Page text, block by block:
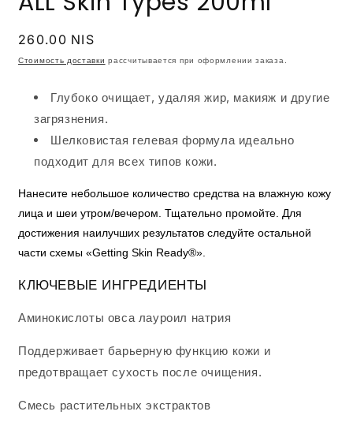
Обычная
цена
260.00 NIS
Стоимость доставки рассчитывается при оформлении заказа.
Глубоко очищает, удаляя жир, макияж и другие
загрязнения.
Шелковистая гелевая формула идеально
подходит для всех типов кожи.
Нанесите небольшое количество средства на влажную кожу
лица и шеи утром/вечером. Тщательно промойте. Для
достижения наилучших результатов следуйте остальной
части схемы «Getting Skin Ready®».
КЛЮЧЕВЫЕ ИНГРЕДИЕНТЫ
Аминокислоты овса лауроил натрия
Поддерживает барьерную функцию кожи и
предотвращает сухость после очищения.
Смесь растительных экстрактов